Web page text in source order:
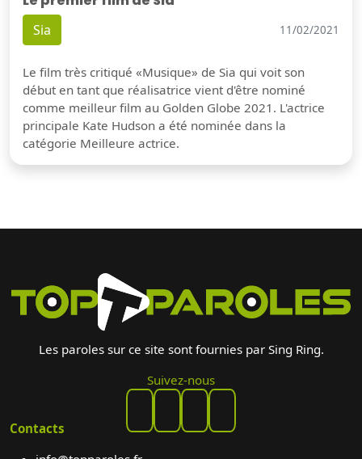
Sia 11/02/2021
Le film très critiqué «Musique» de Sia qui voit son
début en tant que réalisatrice vient d'être nominé
comme meilleur film au Golden Globe 2021. L'actrice
principale Kate Hudson a été nominée dans la
catégorie Meilleure actrice.
Les paroles sur ce site sont fournies par Sing Ring.
Suivez-nous
Contacts